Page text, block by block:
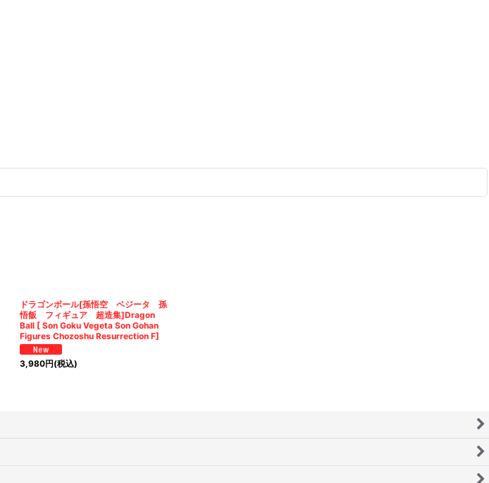
ドラゴンボール[孫悟空 ベジータ 孫
悟飯 フィギュア 超造集]Dragon
Ball [ Son Goku Vegeta Son Gohan
Figures Chozoshu Resurrection F]
3,980円(税込)